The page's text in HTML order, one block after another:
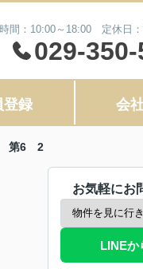
間：10:00～18:00 定休日：
029-
登録 会
第6 2
お気軽にお
LINEか